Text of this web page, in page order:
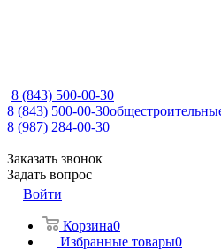
8 (843) 500-00-30
8 (843) 500-00-30
8 (987) 284-00-30
Заказать звонок
Задать вопрос
Войти
Корзина0
Избранные товары0